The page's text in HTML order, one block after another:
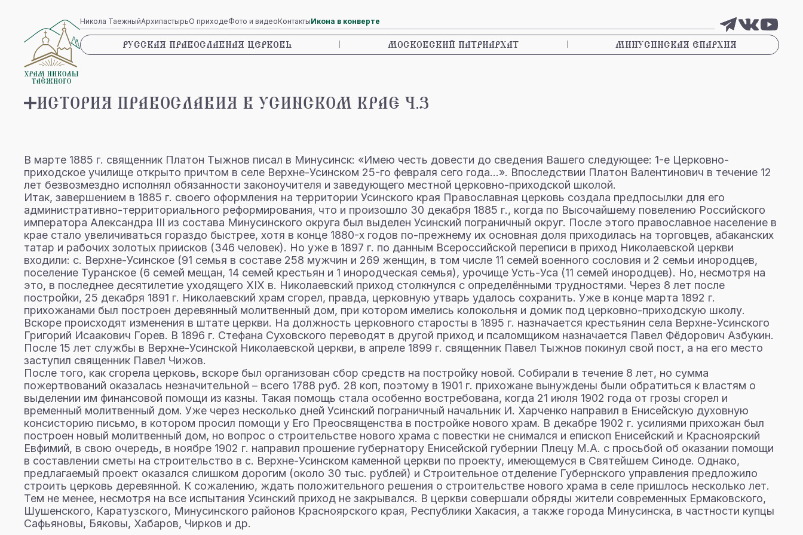
Никола ТаежныйАрхипастырьО приходеФото и видеоКонтактыИкона в конверте
РУССКАЯ ПРАВОСЛАВНАЯ ЦЕРКОВЬ МОСКОВСКИЙ ПАТРИАРХАТ МИНУСИНСКАЯ ЕПАРХИЯ
ИСТОРИЯ ПРАВОСЛАВИЯ В УСИНСКОМ КРАЕ Ч.3
В марте 1885 г. священник Платон Тыжнов писал в Минусинск: «Имею честь довести до сведения Вашего следующее: 1-е Церковно-
приходское училище открыто причтом в селе Верхне-Усинском 25-го февраля сего года…». Впоследствии Платон Валентинович в течение 12
лет безвозмездно исполнял обязанности законоучителя и заведующего местной церковно-приходской школой.
Итак, завершением в 1885 г. своего оформления на территории Усинского края Православная церковь создала предпосылки для его
административно-территориального реформирования, что и произошло 30 декабря 1885 г., когда по Высочайшему повелению Российского
императора Александра III из состава Минусинского округа был выделен Усинский пограничный округ. После этого православное население в
крае стало увеличиваться гораздо быстрее, хотя в конце 1880-х годов по-прежнему их основная доля приходилась на торговцев, абаканских
татар и рабочих золотых приисков (346 человек). Но уже в 1897 г. по данным Всероссийской переписи в приход Николаевской церкви
входили: с. Верхне-Усинское (91 семья в составе 258 мужчин и 269 женщин, в том числе 11 семей военного сословия и 2 семьи инородцев,
поселение Туранское (6 семей мещан, 14 семей крестьян и 1 инородческая семья), урочище Усть-Уса (11 семей инородцев). Но, несмотря на
это, в последнее десятилетие уходящего XIX в. Николаевский приход столкнулся с определёнными трудностями. Через 8 лет после
постройки, 25 декабря 1891 г. Николаевский храм сгорел, правда, церковную утварь удалось сохранить. Уже в конце марта 1892 г.
прихожанами был построен деревянный молитвенный дом, при котором имелись колокольня и домик под церковно-приходскую школу.
Вскоре происходят изменения в штате церкви. На должность церковного старосты в 1895 г. назначается крестьянин села Верхне-Усинского
Григорий Исаакович Горев. В 1896 г. Стефана Суховского переводят в другой приход и псаломщиком назначается Павел Фёдорович Азбукин.
После 15 лет службы в Верхне-Усинской Николаевской церкви, в апреле 1899 г. священник Павел Тыжнов покинул свой пост, а на его место
заступил священник Павел Чижов.
После того, как сгорела церковь, вскоре был организован сбор средств на постройку новой. Собирали в течение 8 лет, но сумма
пожертвований оказалась незначительной – всего 1788 руб. 28 коп, поэтому в 1901 г. прихожане вынуждены были обратиться к властям о
выделении им финансовой помощи из казны. Такая помощь стала особенно востребована, когда 21 июля 1902 года от грозы сгорел и
временный молитвенный дом. Уже через несколько дней Усинский пограничный начальник И. Харченко направил в Енисейскую духовную
консисторию письмо, в котором просил помощи у Его Преосвященства в постройке нового храм. В декабре 1902 г. усилиями прихожан был
построен новый молитвенный дом, но вопрос о строительстве нового храма с повестки не снимался и епископ Енисейский и Красноярский
Евфимий, в свою очередь, в ноябре 1902 г. направил прошение губернатору Енисейской губернии Плецу М.А. с просьбой об оказании помощи
в составлении сметы на строительство в с. Верхне-Усинском каменной церкви по проекту, имеющемуся в Святейшем Синоде. Однако,
предлагаемый проект оказался слишком дорогим (около 30 тыс. рублей) и Строительное отделение Губернского управления предложило
строить церковь деревянной. К сожалению, ждать положительного решения о строительстве нового храма в селе пришлось несколько лет.
Тем не менее, несмотря на все испытания Усинский приход не закрывался. В церкви совершали обряды жители современных Ермаковского,
Шушенского, Каратузского, Минусинского районов Красноярского края, Республики Хакасия, а также города Минусинска, в частности купцы
Сафьяновы, Бяковы, Хабаров, Чирков и др.